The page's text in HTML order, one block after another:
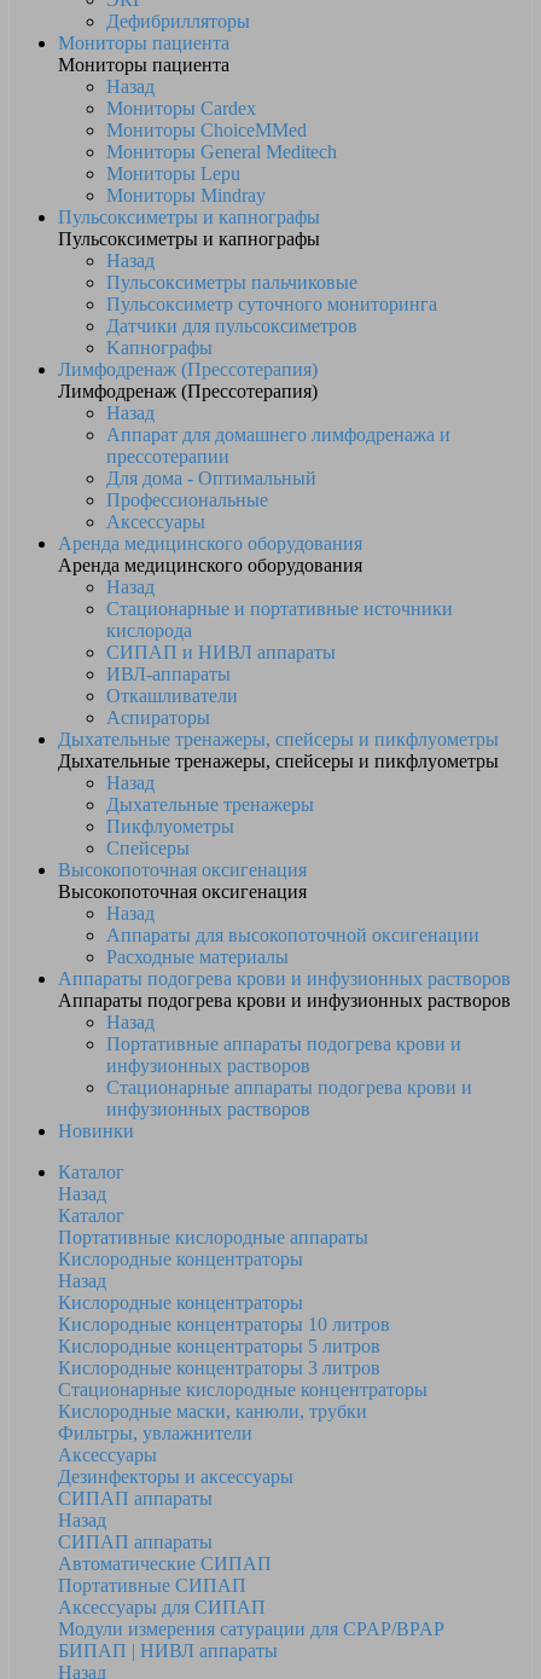
Дефибрилляторы
Мониторы пациента
Мониторы пациента
Назад
Мониторы Cardex
Мониторы ChoiceMMed
Мониторы General Meditech
Мониторы Lepu
Мониторы Mindray
Пульсоксиметры и капнографы
Пульсоксиметры и капнографы
Назад
Пульсоксиметры пальчиковые
Пульсоксиметр суточного мониторинга
Датчики для пульсоксиметров
Kапнографы
Лимфодренаж (Прессотерапия)
Лимфодренаж (Прессотерапия)
Назад
Аппарат для домашнего лимфодренажа и
прессотерапии
Для дома - Оптимальный
Профессиональные
Аксессуары
Аренда медицинского оборудования
Аренда медицинского оборудования
Назад
Стационарные и портативные источники
кислорода
СИПАП и НИВЛ аппараты
ИВЛ-аппараты
Откашливатели
Аспираторы
Дыхательные тренажеры, спейсеры и пикфлуометры
Дыхательные тренажеры, спейсеры и пикфлуометры
Назад
Дыхательные тренажеры
Пикфлуометры
Спейсеры
Высокопоточная оксигенация
Высокопоточная оксигенация
Назад
Аппараты для высокопоточной оксигенации
Расходные материалы
Аппараты подогрева крови и инфузионных растворов
Аппараты подогрева крови и инфузионных растворов
Назад
Портативные аппараты подогрева крови и
инфузионных растворов
Стационарные аппараты подогрева крови и
инфузионных растворов
Новинки
Каталог
Назад
Каталог
Портативные кислородные аппараты
Кислородные концентраторы
Назад
Кислородные концентраторы
Кислородные концентраторы 10 литров
Кислородные концентраторы 5 литров
Кислородные концентраторы 3 литров
Стационарные кислородные концентраторы
Кислородные маски, канюли, трубки
Фильтры, увлажнители
Аксессуары
Дезинфекторы и аксессуары
СИПАП аппараты
Назад
СИПАП аппараты
Автоматические СИПАП
Портативные СИПАП
Аксессуары для СИПАП
Модули измерения сатурации для CPAP/BPAP
БИПАП | НИВЛ аппараты
Назад